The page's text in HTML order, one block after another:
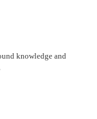
knowledge and